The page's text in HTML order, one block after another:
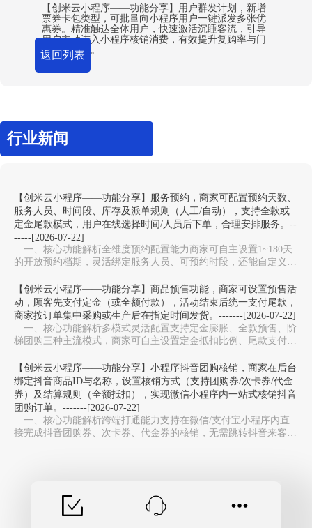
【创米云小程序——功能分享】用户群发计划，新增
票券卡包类型，可批量向小程序用户一键派发多张优
惠券。精准触达全体用户，快速激活沉睡客流，引导
用户主动进入小程序核销消费，有效提升复购率与门
店营收转化。
返回列表
行业新闻
【创米云小程序——功能分享】服务预约，商家可配置预约天数、
服务人员、时间段、库存及派单规则（人工/自动），支持全款或
定金尾款模式，用户在线选择时间/人员后下单，合理安排服务。--
-----[2026-07-22]
一、核心功能解析全维度预约配置能力‌商家可自主设置1~180天
的开放预约档期，灵活绑定服务人员、可预约时段，还能自定义服
【创米云小程序——功能分享】商品预售功能，商家可设置预售活
动，顾客先支付定金（或全额付款），活动结束后统一支付尾款，
商家按订单集中采购或生产后在指定时间发货。-------[2026-07-22]
一、核心功能解析多模式灵活配置‌支持定金膨胀、全款预售、阶
梯团购三种主流模式，商家可自主设置定金抵扣比例、尾款支付周
【创米云小程序——功能分享】小程序抖音团购核销，商家在后台
绑定抖音商品ID与名称，设置核销方式（支持团购券/次卡券/代金
券）及结算规则（全额抵扣），实现微信小程序内一站式核销抖音
团购订单。-------[2026-07-22]
一、核心功能解析跨端打通能力‌支持在微信/支付宝小程序内直
接完成抖音团购券、次卡券、代金券的核销，无需跳转抖音来客